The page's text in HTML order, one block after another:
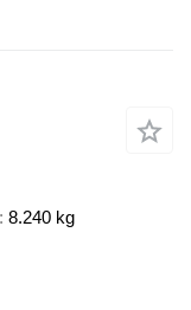
8.240 kg